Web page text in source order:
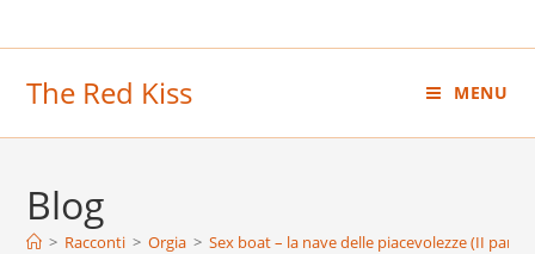
al
The Red Kiss MENU
Blog
> Racconti > Orgia > Sex boat – la nave delle piacevolezze (II parte)